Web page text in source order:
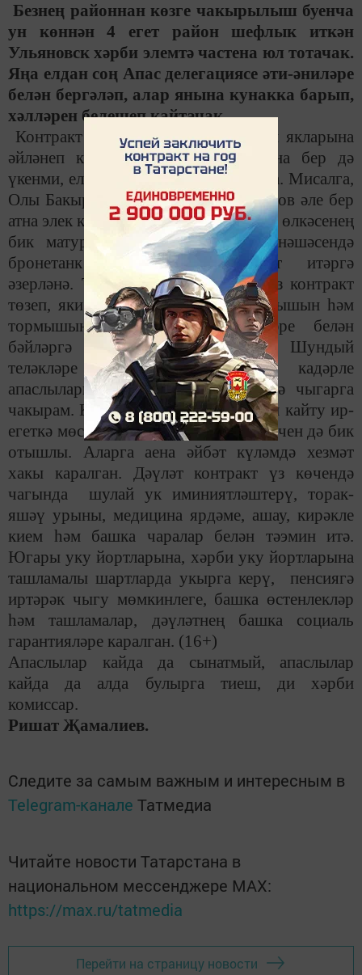
Безнең районнан көзге чакырылыш буенча
ун көннән 4 егет район шефлык иткән
Ульяновск хәрби элемтә частена юл тотачак.
Яңа елдан соң Апас делегациясе әти-әниләре
белән бергәләп, алар янына кунакка барып,
хәлләрен белешеп кайтачак.
Контракт вакыты тәмаланып, туган якларына
әйләнеп кайтучылар бу адымнарына бер дә
үкенми, елдан-ел алар сафы арта бара. Мисалга,
Олы Бакырчыдан Айдар Мөстәкыймов әле бер
атна элек кенә контракт төзеп, Чиләбе өлкәсенең
бик матур табигатьле Чибәркүл янәшәсендә
бронетанк гаскәрләрендә хезмәт итәргә
әзерләнә. Тагын берничә ир-егетебез контракт
төзеп, яки вакытын озынайтып, язмышын һәм
тормышын Ватан сакчысы һөнәре белән
бәйләргә хыяллануын белдерде. Шундый
теләкләре булган, 35 яшькә кадәрле
апаслыларны безнең белән элемтәгә чыгарга
чакырам. Контракт төзеп хезмәт итеп кайту ир-
егеткә мөстәкыйль тормыш башлау өчен дә бик
отышлы. Аларга аена әйбәт күләмдә хезмәт
хакы каралган. Дәүләт контракт үз көчендә
чагында шулай ук иминиятләштерү, торак-
яшәү урыны, медицина ярдәме, ашау, кирәкле
кием һәм башка чаралар белән тәэмин итә.
Югары уку йортларына, хәрби уку йортларына
ташламалы шартларда укырга керү, пенсиягә
иртәрәк чыгу мөмкинлеге, башка өстенлекләр
һәм ташламалар, дәүләтнең башка социаль
гарантияләре каралган. (16+)
Апаслылар кайда да сынатмый, апаслылар
кайда да алда булырга тиеш, ди хәрби
комиссар.
Ришат Җамалиев.
Следите за самым важным и интересным в
Telegram-канале Татмедиа
Читайте новости Татарстана в
национальном мессенджере MАХ:
https://max.ru/tatmedia
Перейти на страницу новости